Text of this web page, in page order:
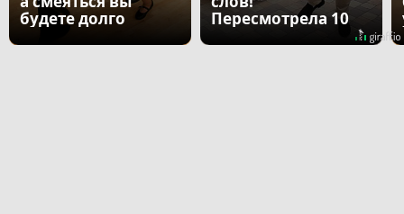
будете долго
Пересмотрела 10